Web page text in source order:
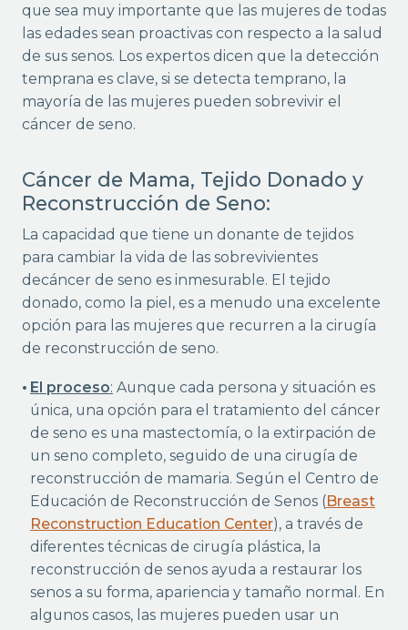
que sea muy importante que las mujeres de todas
las edades sean proactivas con respecto a la salud
de sus senos. Los expertos dicen que la detección
temprana es clave, si se detecta temprano, la
mayoría de las mujeres pueden sobrevivir el
cáncer de seno.
Cáncer de Mama, Tejido Donado y
Reconstrucción de Seno:
La capacidad que tiene un donante de tejidos
para cambiar la vida de las sobrevivientes
decáncer de seno es inmesurable. El tejido
donado, como la piel, es a menudo una excelente
opción para las mujeres que recurren a la cirugía
de reconstrucción de seno.
El proceso: Aunque cada persona y situación es
única, una opción para el tratamiento del cáncer
de seno es una mastectomía, o la extirpación de
un seno completo, seguido de una cirugía de
reconstrucción de mamaria. Según el Centro de
Educación de Reconstrucción de Senos (Breast
Reconstruction Education Center), a través de
diferentes técnicas de cirugía plástica, la
reconstrucción de senos ayuda a restaurar los
senos a su forma, apariencia y tamaño normal. En
algunos casos, las mujeres pueden usar un